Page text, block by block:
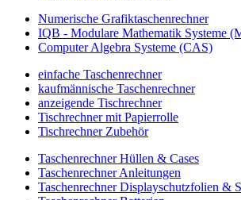
Numerische Grafiktaschenrechner
IQB - Modulare Mathematik Systeme
Computer Algebra Systeme (CAS)
einfache Taschenrechner
kaufmännische Taschenrechner
anzeigende Tischrechner
Tischrechner mit Papierrolle
Tischrechner Zubehör
Taschenrechner Hüllen & Cases
Taschenrechner Anleitungen
Taschenrechner Displayschutzfolien &